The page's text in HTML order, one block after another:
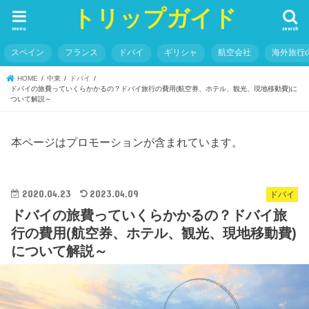
トリップガイド search
menu
スペイン フランス ドバイ ギリシャ 航空会社 海外旅行
HOME 中東
ドバイ
ドバイの旅費っていくらかかるの？ドバイ旅行の費用(航空券、ホテル、観光、現地移動費)に
ついて解説～
本ページはプロモーションが含まれています。
ドバイ
2020.04.23 2023.04.09
ドバイの旅費っていくらかかるの？ドバイ旅
行の費用(航空券、ホテル、観光、現地移動費)
について解説～